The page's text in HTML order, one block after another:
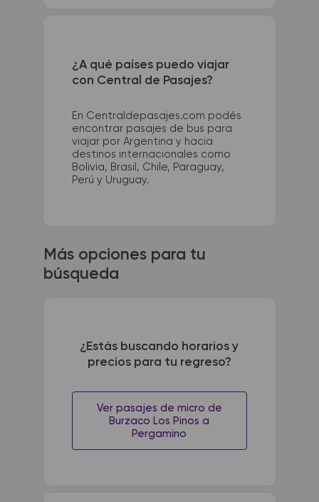
¿A qué países puedo viajar
con Central de Pasajes?
En Centraldepasajes.com podés
encontrar pasajes de bus para
viajar por Argentina y hacia
destinos internacionales como
Bolivia, Brasil, Chile, Paraguay,
Perú y Uruguay.
Más opciones para tu
búsqueda
¿Estás buscando horarios y
precios para tu regreso?
Ver pasajes de micro de
Burzaco Los Pinos a
Pergamino